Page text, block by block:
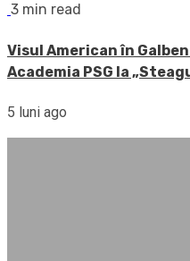
3 min read
Visul American în
Academia PSG la
5 luni ago